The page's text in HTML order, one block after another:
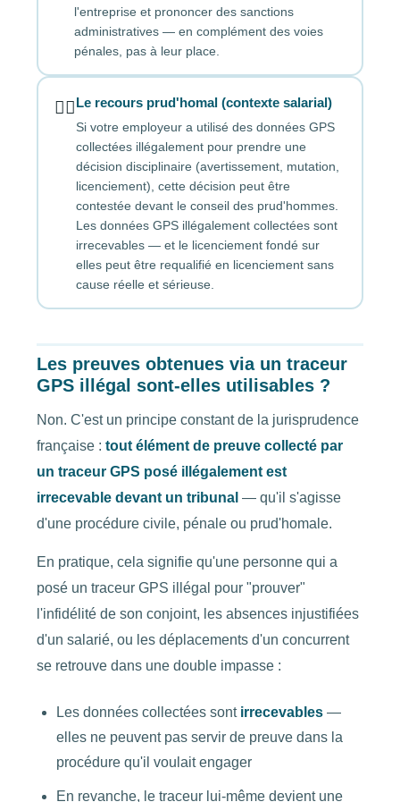
l'entreprise et prononcer des sanctions
administratives — en complément des voies
pénales, pas à leur place.
👨‍⚖️ Le recours prud'homal (contexte salarial)
Si votre employeur a utilisé des données GPS
collectées illégalement pour prendre une
décision disciplinaire (avertissement, mutation,
licenciement), cette décision peut être
contestée devant le conseil des prud'hommes.
Les données GPS illégalement collectées sont
irrecevables — et le licenciement fondé sur
elles peut être requalifié en licenciement sans
cause réelle et sérieuse.
Les preuves obtenues via un traceur
GPS illégal sont-elles utilisables ?
Non. C'est un principe constant de la jurisprudence
française : tout élément de preuve collecté par
un traceur GPS posé illégalement est
irrecevable devant un tribunal — qu'il s'agisse
d'une procédure civile, pénale ou prud'homale.
En pratique, cela signifie qu'une personne qui a
posé un traceur GPS illégal pour "prouver"
l'infidélité de son conjoint, les absences injustifiées
d'un salarié, ou les déplacements d'un concurrent
se retrouve dans une double impasse :
Les données collectées sont irrecevables —
elles ne peuvent pas servir de preuve dans la
procédure qu'il voulait engager
En revanche, le traceur lui-même devient une